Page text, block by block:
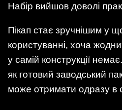
Набір вийшов доволі
Пікап стає зручнішим у
користуванні, хоча
у самій конструкції
як готовий заводський
може отримати одразу в